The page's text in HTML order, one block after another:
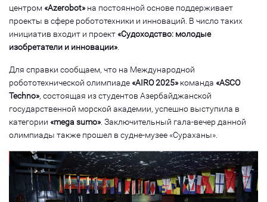
центром «Azerobot»на постоянной основе поддерживает
проекты в сфере робототехники и инноваций. В число таких
инициатив входит и проект «Судоходство: молодые
изобретатели и инновации».
Для справки сообщаем, что на Международной
робототехнической олимпиаде «AIRO 2025»команда «ASCO
Techno», состоящая из студентов Азербайджанской
государственной морской академии, успешно выступила в
категории «mega sumo». Заключительный гала-вечер данной
олимпиады также прошел в судне-музее «Сураханы».